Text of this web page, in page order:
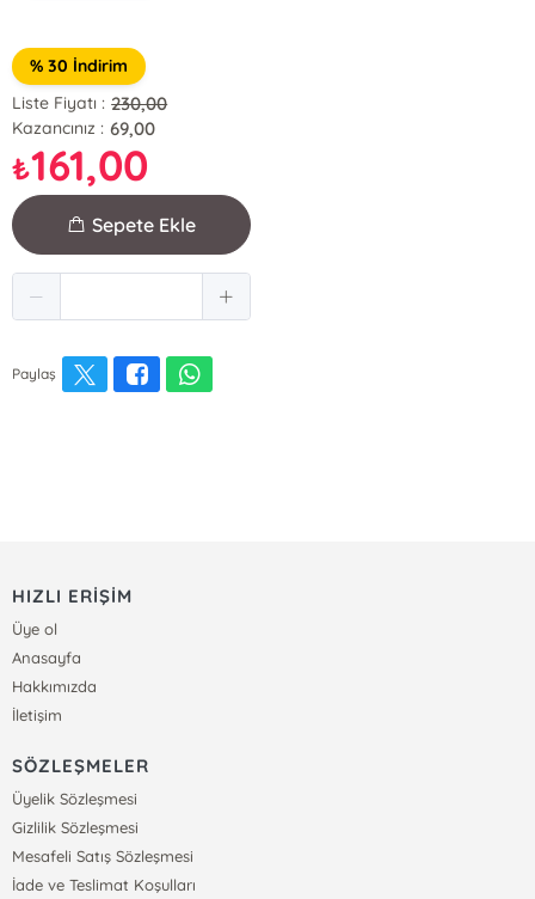
% 30 İndirim
Liste Fiyatı : 230,00
Kazancınız : 69,00
₺161,00
Sepete Ekle
Paylaş
HIZLI ERİŞİM
Üye ol
Anasayfa
Hakkımızda
İletişim
SÖZLEŞMELER
Üyelik Sözleşmesi
Gizlilik Sözleşmesi
Mesafeli Satış Sözleşmesi
İade ve Teslimat Koşulları